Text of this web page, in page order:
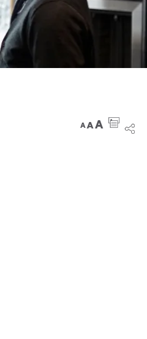
A
A A